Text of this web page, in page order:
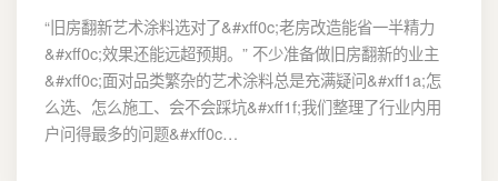
“旧房翻新艺术涂料选对了&#xff0c;老房改造能省一半精力
&#xff0c;效果还能远超预期。” 不少准备做旧房翻新的业主
&#xff0c;面对品类繁杂的艺术涂料总是充满疑问&#xff1a;怎
么选、怎么施工、会不会踩坑&#xff1f;我们整理了行业内用
户问得最多的问题&#xff0c…